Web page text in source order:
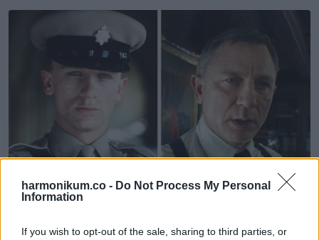
harmonikum.co - Do Not Process My Personal
Information
If you wish to opt-out of the sale, sharing to third parties, or
Tommy Lee Jones 24 és 74 éves korában